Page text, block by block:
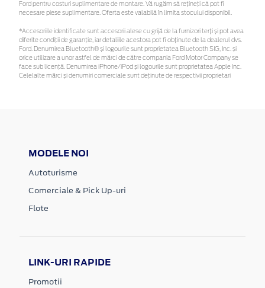
Ford pentru costuri suplimentare de montare. Vă rugăm să rețineți că pot fi
necesare piese suplimentare. Oferta este valabilă în limita stocului disponibil.
*Accesoriile identificate sunt accesorii alese cu grijă de la furnizori terți și pot avea
diferite condiții de garanție, iar detaliile acestora pot fi obținute de la dealerul dvs.
Ford. Denumirea Bluetooth® și logourile sunt proprietatea Bluetooth SIG, Inc. și
orice utilizare a unor astfel de mărci de către compania Ford Motor Company se
face sub licență. Denumirea iPhone/iPod și logourile sunt proprietatea Apple Inc.
Celelalte mărci și denumiri comerciale sunt deținute de respectivii proprietari
MODELE NOI
Autoturisme
Comerciale & Pick Up-uri
Flote
LINK-URI RAPIDE
Promotii